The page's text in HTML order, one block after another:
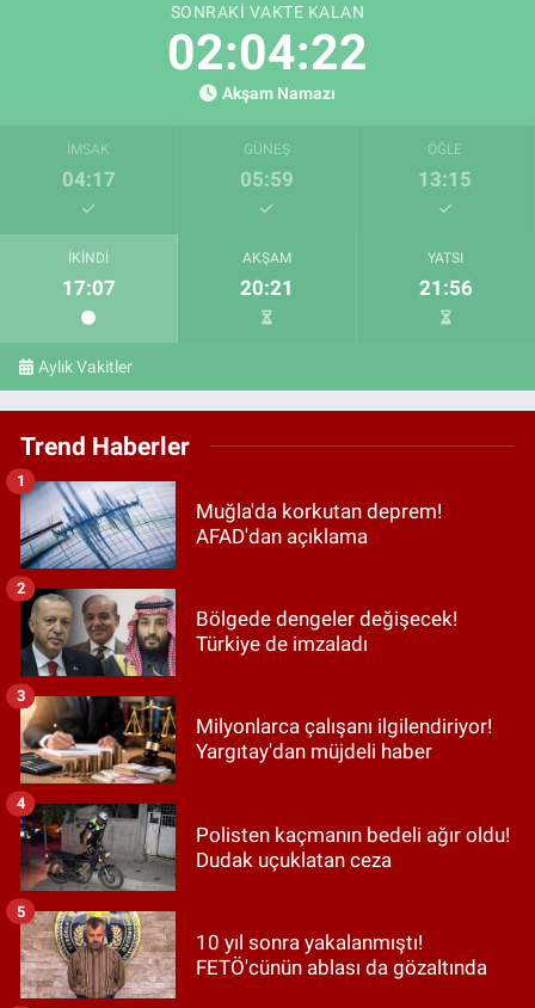
SONRAKI VAKTE KALAN
02:04:21
Akşam Namazı
İMSAK
04:17
GÜNEŞ
05:59
ÖĞLE
13:15
İKINDI
17:07
AKŞAM
20:21
YATSI
21:56
Aylık Vakitler
Trend Haberler
Muğla'da korkutan deprem!
AFAD'dan açıklama
1
Bölgede dengeler değişecek!
Türkiye de imzaladı
2
Milyonlarca çalışanı ilgilendiriyor!
Yargıtay'dan müjdeli haber
3
Polisten kaçmanın bedeli ağır oldu!
Dudak uçuklatan ceza
4
10 yıl sonra yakalanmıştı!
FETÖ'cünün ablası da gözaltında
5